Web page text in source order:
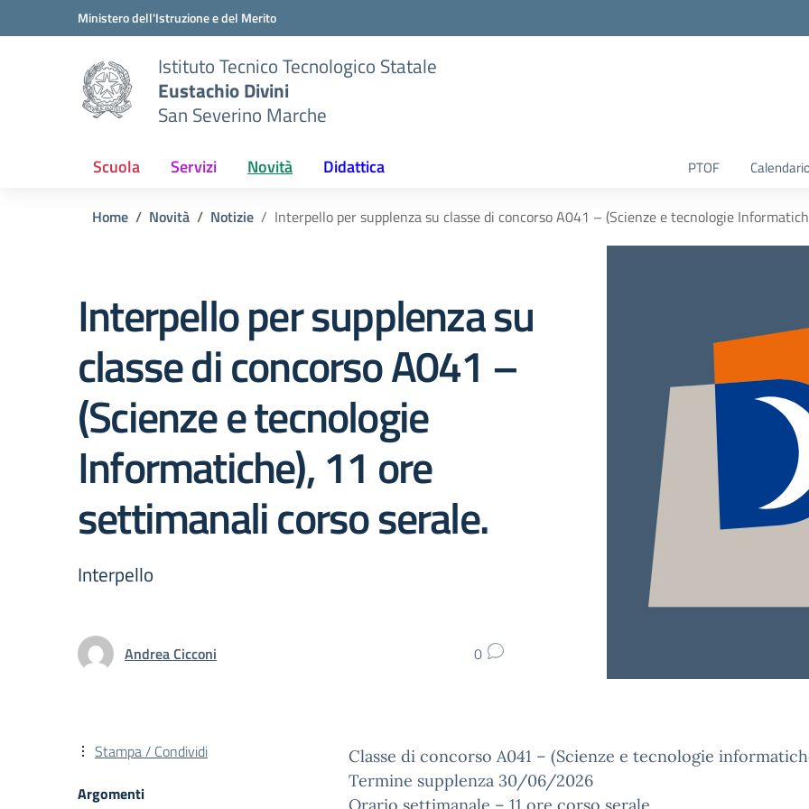
Vai ai contenuti
Vai al menu di navigazioneMinistero dell'Istruzione e del Merito
Istituto Tecnico Tecnologico Statale
Eustachio Divini
San Severino Marche
Scuola Servizi Novità Didattica PTOF
Home Novità Notizie Interpello per supplenza su classe di concorso A041 – (Scienze e tecnologie
Interpello per supplenza su
classe di concorso A041 –
(Scienze e tecnologie
Informatiche), 11 ore
settimanali corso serale.
Interpello
Andrea Cicconi 0
Classe di concorso A041 – (Scienze e tecnologie
Termine supplenza 30/06/2026
Stampa / Condividi
Argomenti